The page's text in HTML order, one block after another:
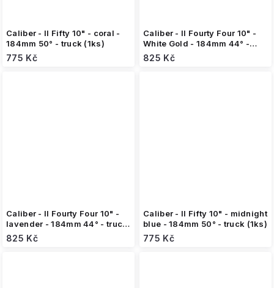
Caliber - II Fifty 10" - coral -
184mm 50° - truck (1ks)
775 Kč
Caliber - II Fourty Four 10" -
White Gold - 184mm 44° -
truck (1ks)
825 Kč
Caliber - II Fourty Four 10" -
lavender - 184mm 44° - truck
(1ks)
825 Kč
Caliber - II Fifty 10" - midnight
blue - 184mm 50° - truck (1ks)
775 Kč